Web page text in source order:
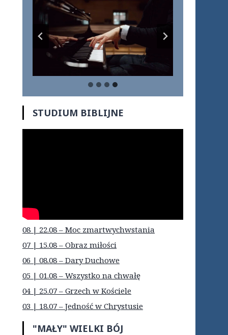
STUDIUM BIBLIJNE
08 | 22.08 – Moc zmartwychwstania
07 | 15.08 – Obraz miłości
06 | 08.08 – Dary Duchowe
05 | 01.08 – Wszystko na chwałę
04 | 25.07 – Grzech w Kościele
03 | 18.07 – Jedność w Chrystusie
"MAŁY" WIELKI BÓJ